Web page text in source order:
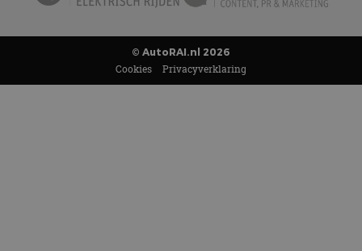
© AutoRAI.nl 2026
Cookies Privacyverklaring